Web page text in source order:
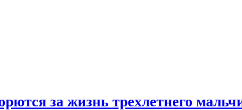
за жизнь трехлетнего